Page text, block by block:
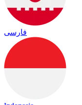
فارسی